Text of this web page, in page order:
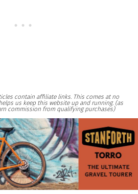
contain affiliate links. This comes at no
us keep this website up and running. (as
commission from qualifying purchases)